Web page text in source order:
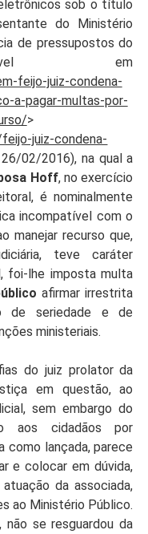
sob o título
do Ministério
de pressupostos do
em
feijo-juiz-condena-
a-pagar-multas-por-
>
juiz-condena-
02/2016), na qual a
Hoff, no exercício
é nominalmente
incompatível com o
manejar recurso que,
teve caráter
foi-lhe imposta multa
afirmar irrestrita
de seriedade e de
ministeriais.
do juiz prolator da
em questão, ao
sem embargo do
aos cidadãos por
como lançada, parece
e colocar em dúvida,
da associada,
ao Ministério Público.
não se resguardou da